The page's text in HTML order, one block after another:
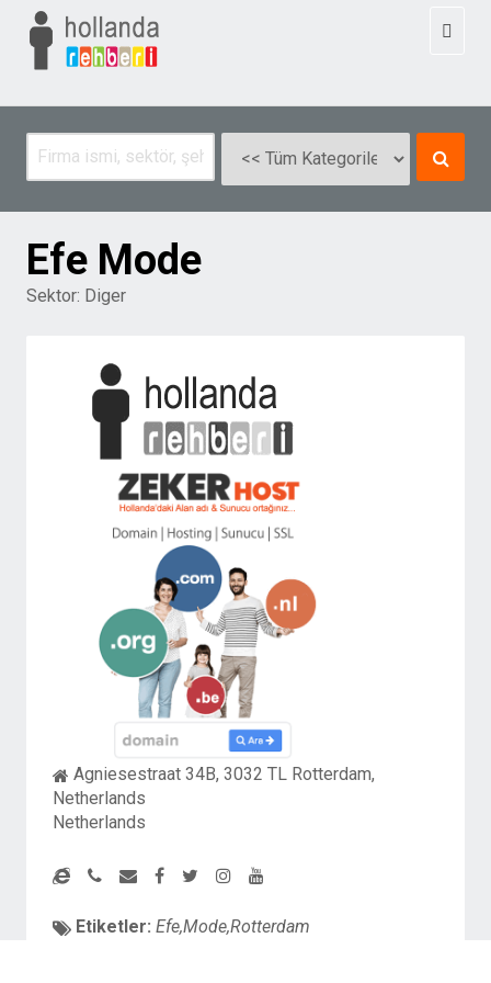
Efe Mode
Sektor: Diger
Agniesestraat 34B, 3032 TL Rotterdam,
Netherlands
Netherlands
Etiketler: Efe,Mode,Rotterdam